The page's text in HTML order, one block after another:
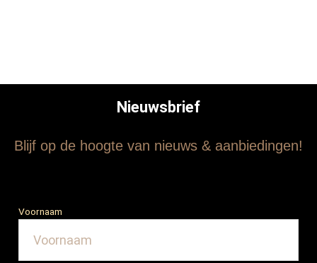
Nieuwsbrief
Blijf op de hoogte van nieuws & aanbiedingen!
Voornaam